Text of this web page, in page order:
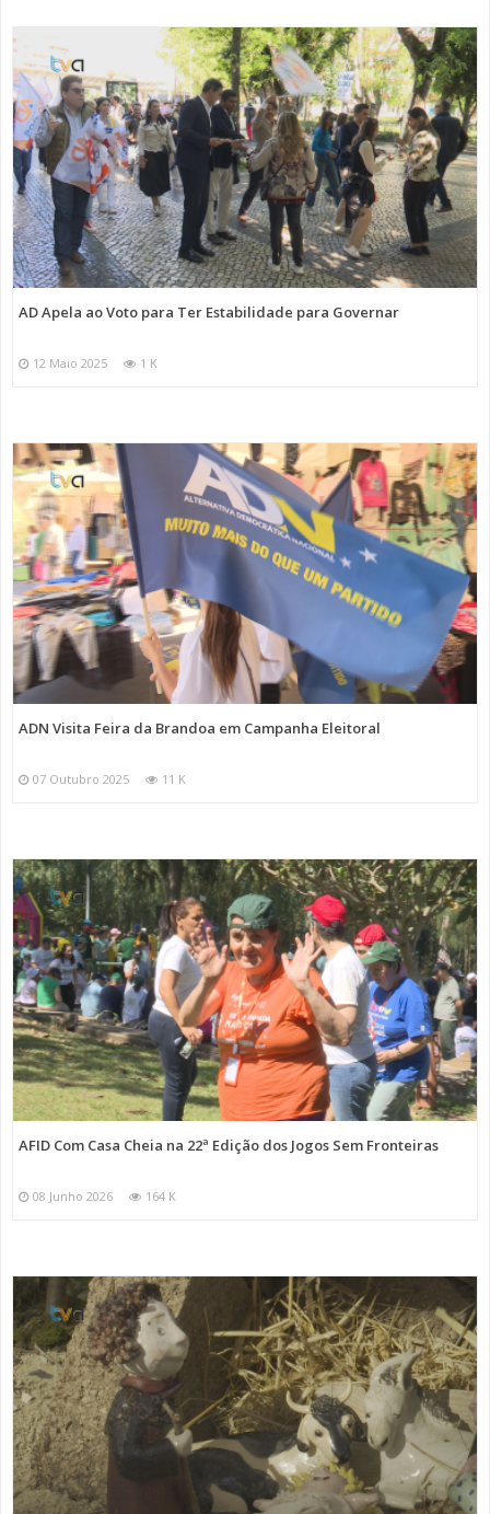
AD Apela ao Voto para Ter Estabilidade para Governar
12 Maio 2025 1 K
ADN Visita Feira da Brandoa em Campanha Eleitoral
07 Outubro 2025 11 K
AFID Com Casa Cheia na 22ª Edição dos Jogos Sem Fronteiras
08 Junho 2026 164 K